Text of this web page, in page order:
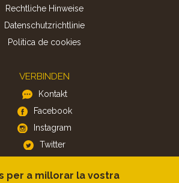
Rechtliche Hinweise
Datenschutzrichtlinie
Politica de cookies
VERBINDEN
Kontakt
Facebook
Instagram
Twitter
APP
per a millorar la vostra